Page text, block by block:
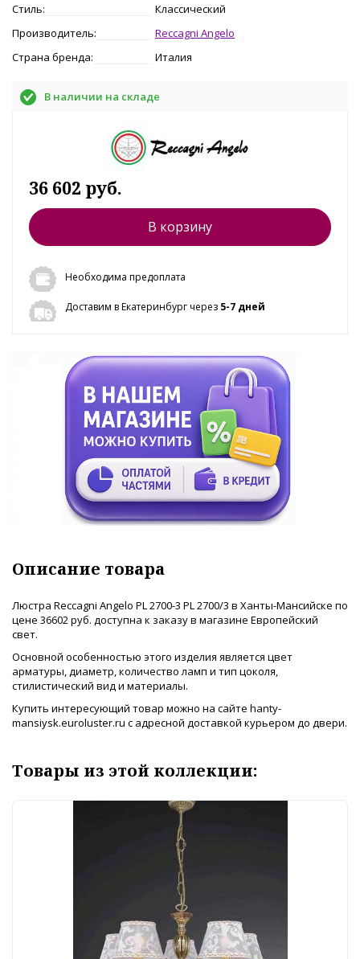
Стиль:
Классический
Производитель:
Reccagni Angelo
Страна бренда:
Италия
В наличии на складе
36 602 руб.
В корзину
Необходима предоплата
Доставим в Екатеринбург через 5-7 дней
Описание товара
Люстра Reccagni Angelo PL 2700-3 PL 2700/3 в Ханты-Мансийске по
цене 36602 руб. доступна к заказу в магазине Европейский
свет.
Основной особенностью этого изделия является цвет
арматуры, диаметр, количество ламп и тип цоколя,
стилистический вид и материалы.
Купить интересующий товар можно на сайте hanty-
mansiysk.euroluster.ru с адресной доставкой курьером до двери.
Товары из этой коллекции: